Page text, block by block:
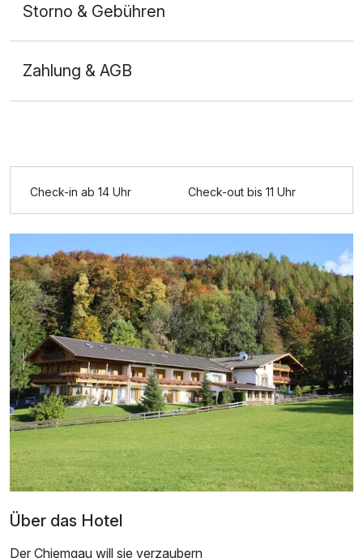
Zusatznächte
Für 8 Tage p.P. ab1.156,00 €
Doppelzimmer Deluxe
2 Erwachsene und 2 Kinder
Storno & Gebühren
Zahlung & AGB
Check-in ab 14 Uhr Check-out bis 11 Uhr
Über das Hotel
Der Chiemgau will sie verzaubern